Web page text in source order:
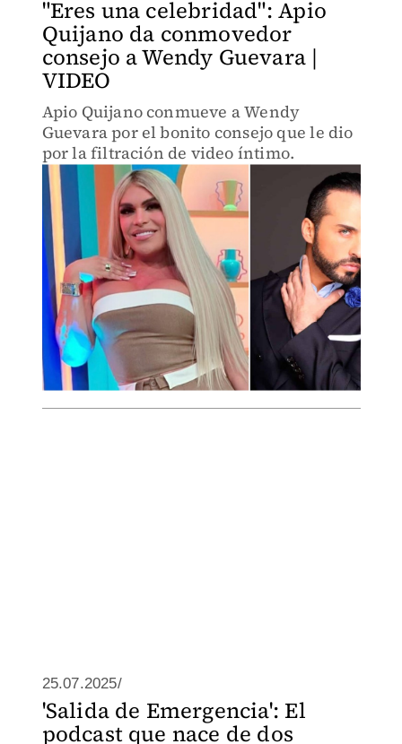
"Eres una celebridad": Apio
Quijano da conmovedor
consejo a Wendy Guevara |
VIDEO
Apio Quijano conmueve a Wendy
Guevara por el bonito consejo que le dio
por la filtración de video íntimo.
25.07.2025/
'Salida de Emergencia': El
podcast que nace de dos